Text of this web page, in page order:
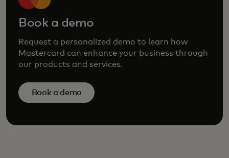
Book a demo
Request a personalized demo to learn how
Mastercard can enhance your business through
our products and services.
Book a demo